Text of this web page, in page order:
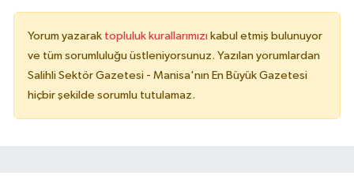
Yorum yazarak topluluk kurallarımızı kabul etmiş bulunuyor
ve tüm sorumluluğu üstleniyorsunuz. Yazılan yorumlardan
Salihli Sektör Gazetesi - Manisa'nın En Büyük Gazetesi
hiçbir şekilde sorumlu tutulamaz.